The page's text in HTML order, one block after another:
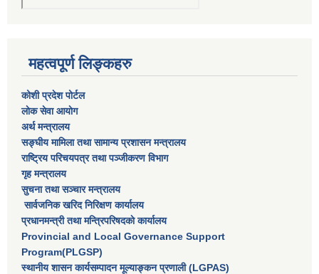
महत्वपूर्ण लिङ्कहरु
कोशी प्रदेश पोर्टल
लाेक सेवा आयाेग
अर्थ मन्त्रालय
सङ्घीय मामिला तथा सामान्य प्रशासन मन्त्रालय
राष्‍ट्रिय परिचयपत्र तथा पञ्‍जीकरण विभाग
गृह मन्त्रालय
सुचना तथा सञ्चार मन्त्रालय
सार्वजनिक खरिद निरिक्षण कार्यालय
प्रधानमन्त्री तथा मन्त्रिपरिषदकाे कार्यालय
Provincial and Local Governance Support
Program(PLGSP)
स्थानीय शासन कार्यसम्पादन मूल्याङ्कन प्रणाली (LGPAS)